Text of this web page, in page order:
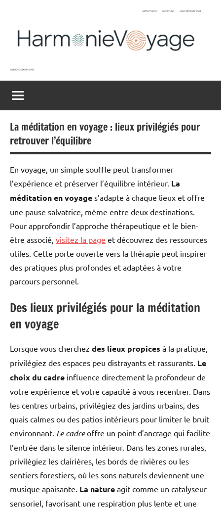
Harmonievoyage
du
monde
La méditation en voyage : lieux privilégiés pour
retrouver l’équilibre
En voyage, un simple souffle peut transformer
l’expérience et préserver l’équilibre intérieur. La
méditation en voyage s’adapte à chaque lieux et offre
une pause salvatrice, même entre deux destinations.
Pour approfondir l’approche thérapeutique et le bien-
être associé, visitez la page et découvrez des ressources
utiles. Cette porte ouverte vers la thérapie peut inspirer
des pratiques plus profondes et adaptées à votre
parcours personnel.
Des lieux privilégiés pour la méditation
en voyage
Lorsque vous cherchez des lieux propices à la pratique,
privilégiez des espaces peu distrayants et rassurants. Le
choix du cadre influence directement la profondeur de
votre expérience et votre capacité à vous recentrer. Dans
les centres urbains, privilégiez des jardins urbains, des
quais calmes ou des patios intérieurs pour limiter le bruit
environnant. Le cadreoffre un point d’ancrage qui facilite
l’entrée dans le silence intérieur. Dans les zones rurales,
privilégiez les clairières, les bords de rivières ou les
sentiers forestiers, où les sons naturels deviennent une
musique apaisante. La nature agit comme un catalyseur
sensoriel, favorisant une respiration plus lente et une